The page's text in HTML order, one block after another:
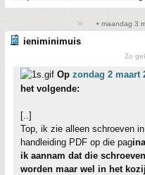
• maandag 3
ieniminimuis
Zo
Op zondag 2 maart
het volgende:
[..]
Top, ik zie alleen schroeven
handleiding PDF op die pag
ik aannam dat die
worden maar wel in het